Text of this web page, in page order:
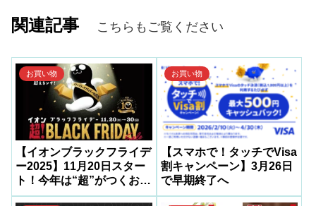
関連記事 こちらもご覧ください
お買い物
【イオンブラックフライデ
ー2025】11月20日スター
ト！今年は“超”がつくお得
祭り
お買い物
【スマホで！タッチでVisa
割キャンペーン】3月26日
で早期終了へ